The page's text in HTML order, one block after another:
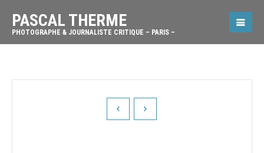
PASCAL THERME
PHOTOGRAPHE & JOURNALISTE CRITIQUE – PARIS –